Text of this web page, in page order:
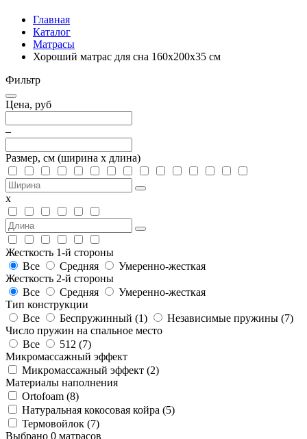
Главная
Каталог
Матрасы
Хороший матрас для сна 160х200х35 см
Фильтр
Цена, руб
–
Размер, см (ширина х длина)
х
Жесткость 1-й стороны
Все
Средняя
Умеренно-жесткая
Жесткость 2-й стороны
Все
Средняя
Умеренно-жесткая
Тип конструкции
Все
Беспружинный (1) Независимые пружины (7)
Число пружин на спальное место
Все
512 (7)
Микромассажный эффект
Микромассажный эффект (2)
Материалы наполнения
Ortofoam (8)
Натуральная кокосовая койра (5)
Термовойлок (7)
Выбрано 0 матрасов